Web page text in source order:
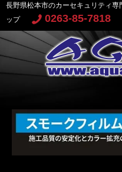
長野県松本市のカーセキュリティ専
ップ
0263-85-7818